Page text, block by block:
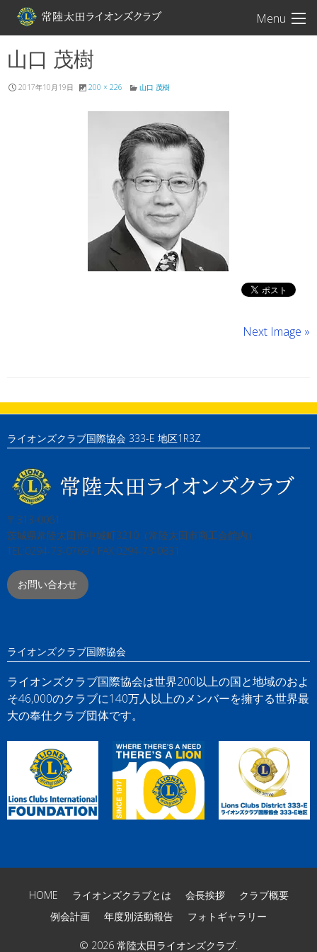
Menu
常陸太田ライオン
山口 茂樹
2017年10月19日 200 × 226 山口 茂樹
Next Image »
ライオンズクラブ国際協会 333-E 地区1R3Z
〒313-0061
茨城県常陸太田市中城町3210（常陸太田市商工会館内）
TEL:0294-73-0769 / FAX:0294-73-0831
お問い合わせ
ライオンズクラブ国際協会
ライオンズクラブ国際協会は世界200以上の国と地域のおよ
そ46,000のクラブに140万人以上のメンバーを擁する世界最
大の奉仕クラブ団体です。
HOME ライオンズクラブとは 会長挨拶
クラブ概要
例会計画
年度別活動報告 フォトギャラリー
© 2026 常陸太田ライオンズクラブ.